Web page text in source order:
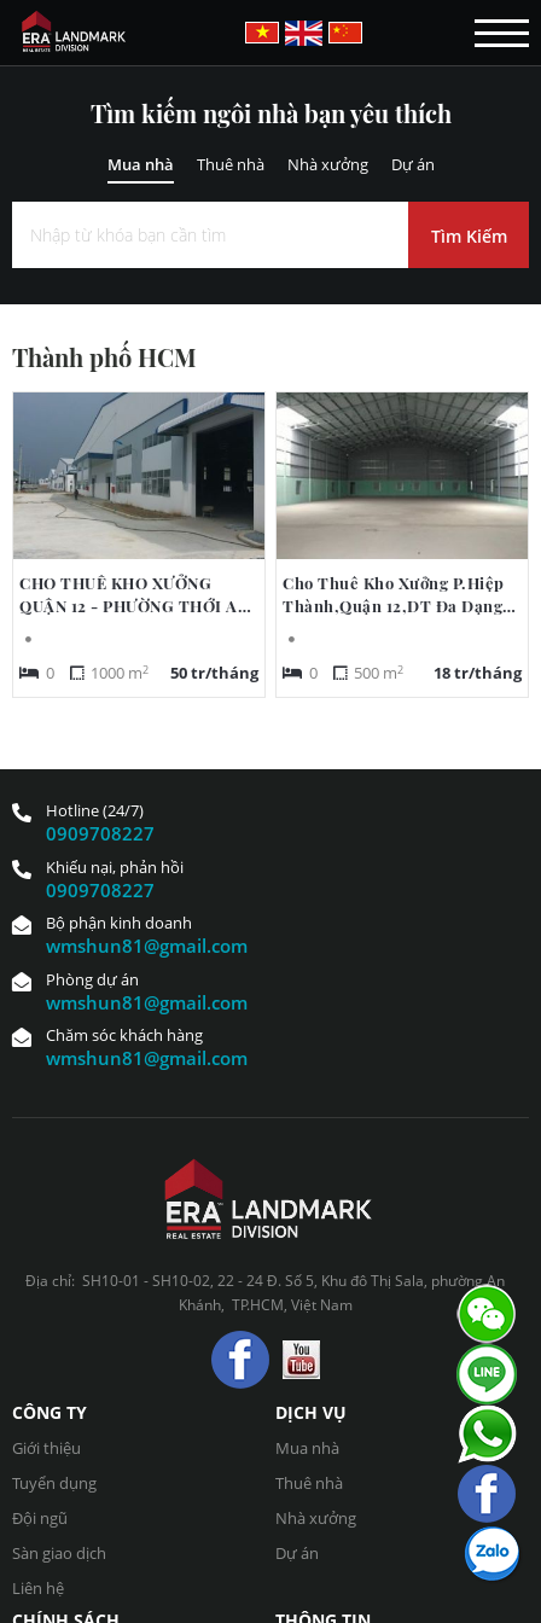
Tìm kiếm ngôi nhà bạn yêu thích
Mua nhà Thuê nhà Nhà xưởng Dự án
Thành phố HCM
CHO THUÊ KHO XƯỞNG
QUẬN 12 - PHƯỜNG THỚI AN,
0 1000 m2 50 tr/tháng
Cho Thuê Kho Xưởng P.Hiệp
Thành,Quận 12,DT Đa Dạng
0 500 m2 18 tr/tháng
Hotline (24/7)
0909708227
Khiếu nại, phản hồi
0909708227
Bộ phận kinh doanh
wmshun81@gmail.com
Phòng dự án
wmshun81@gmail.com
Chăm sóc khách hàng
wmshun81@gmail.com
Địa chỉ: SH10-01 - SH10-02, 22 - 24 Đ. Số 5, Khu đô Thị Sala, phường An
Khánh, TP.HCM, Việt Nam
CÔNG TY
Giới thiệu
Tuyển dụng
Đội ngũ
Sàn giao dịch
Liên hệ
DỊCH VỤ
Mua nhà
Thuê nhà
Nhà xưởng
Dự án